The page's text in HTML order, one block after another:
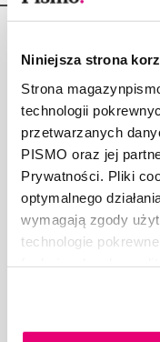
Niniejsza strona
Strona
technologii
przetwarzanych
PISMO oraz jej
Prywatności. Pliki
optymalnego
wymagają zgody
technologie
dobrowolną zgodę
pokrewne, zgadzasz
Copyright © Fundacja
O „PIŚMIE”
ABOUT PISMO
FACT-CHECKING